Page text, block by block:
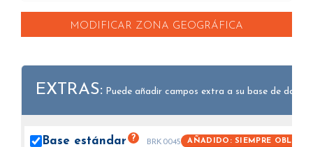
MODIFICAR ZONA GEOGRÁFICA
EXTRAS: Puede añadir campos extra a su base de datos.
Base estándar ? BRK0045 AÑADIDO: SIEMPRE